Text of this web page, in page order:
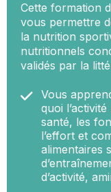
Cette formation
vous permettre
la nutrition
nutritionnels
validés par la
Vous
quoi
santé, les
l’effort et
alimentaires
d’activité,